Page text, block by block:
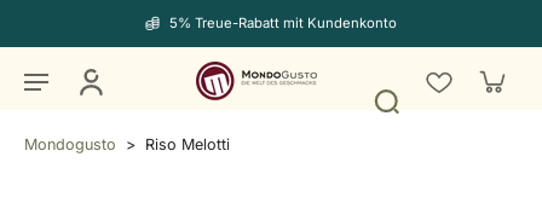
5% Treue-Rabatt mit Kundenkonto
Mondogusto > Riso Melotti